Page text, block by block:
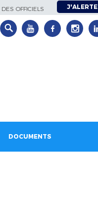
OFFICIELS J'ALERTE
DOCUMENTS